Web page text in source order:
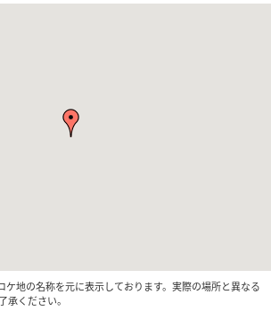
地の名称を元に表示しております。実際の場所と異なる
承ください。